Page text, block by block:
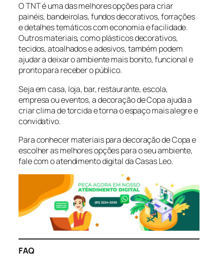
O TNT é uma das melhores opções para criar
painéis, bandeirolas, fundos decorativos, forrações
e detalhes temáticos com economia e facilidade.
Outros materiais, como plásticos decorativos,
tecidos, atoalhados e adesivos, também podem
ajudar a deixar o ambiente mais bonito, funcional e
pronto para receber o público.
Seja em casa, loja, bar, restaurante, escola,
empresa ou eventos, a decoração de Copa ajuda a
criar clima de torcida e torna o espaço mais alegre e
convidativo.
Para conhecer materiais para decoração de Copa e
escolher as melhores opções para o seu ambiente,
fale com o atendimento digital da Casas Leo.
FAQ